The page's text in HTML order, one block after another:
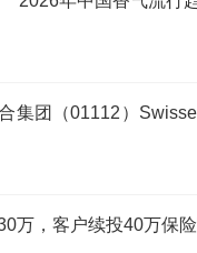
集团（01112）
万，客户续投40万保